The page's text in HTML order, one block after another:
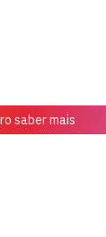
saber mais